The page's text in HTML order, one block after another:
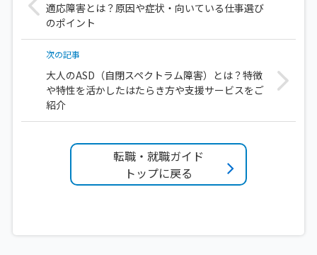
適応障害とは？原因や症状・向いている仕事選び
のポイント
次の記事
大人のASD（自閉スペクトラム障害）とは？特徴
や特性を活かしたはたらき方や支援サービスをご
紹介
転職・就職ガイド
トップに戻る